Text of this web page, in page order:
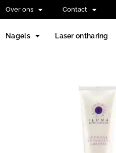
Over ons Contact
Nagels Laser ontharing